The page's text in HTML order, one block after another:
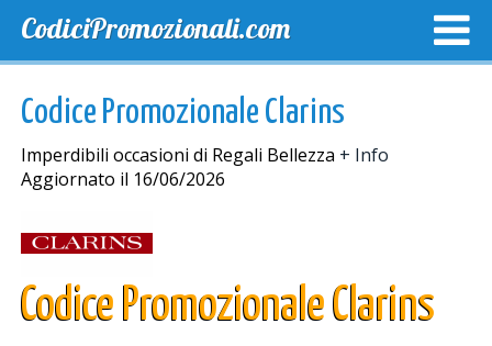
CodiciPromozionali.com
Codice Promozionale Clarins
Imperdibili occasioni di Regali Bellezza + Info
Aggiornato il 16/06/2026
Codice Promozionale Clarins